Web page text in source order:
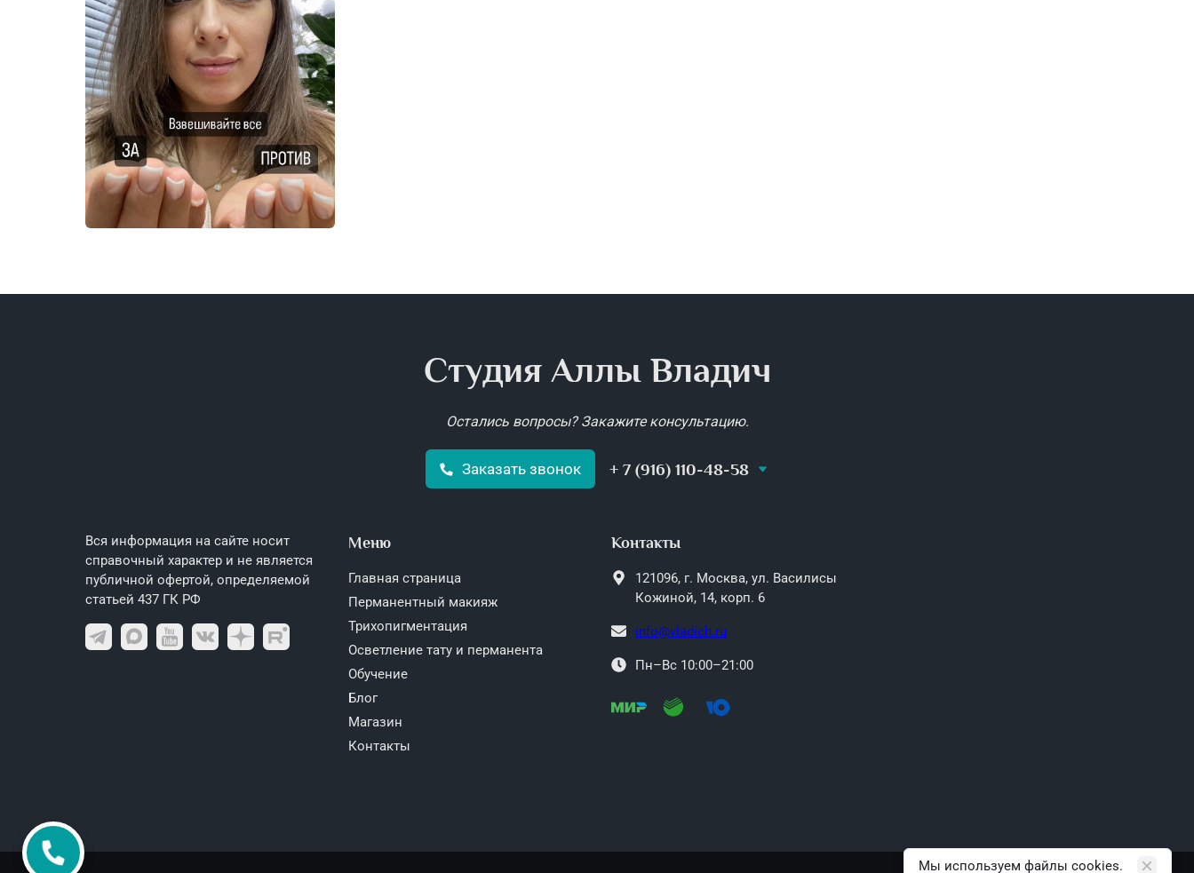
Студия Аллы Владич
Остались вопросы? Закажите консультацию.
Заказать звонок + 7 (916) 110-48-58
Вся информация на сайте носит
справочный характер и не является
публичной офертой, определяемой
статьей 437 ГК РФ
Меню
Главная страница
Перманентный макияж
Трихопигментация
Осветление тату и перманента
Обучение
Блог
Магазин
Контакты
Контакты
121096, г. Москва, ул. Василисы
Кожиной, 14, корп. 6
info@vladich.ru
Пн–Вс 10:00–21:00
Мы используем файлы cookies.